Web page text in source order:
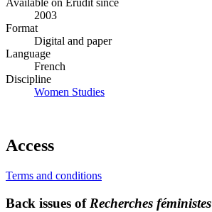
2003
Format
Digital and paper
Language
French
Discipline
Women Studies
Access
Terms and conditions
Back issues of Recherches féministes